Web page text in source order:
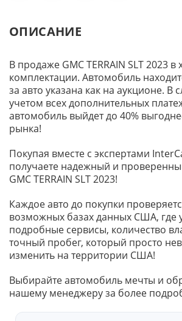
ОПИСАНИЕ
В продаже GMC TERRAIN SLT 2023
комплектации. Автомобиль
за авто указана как на аукционе. В
учетом всех дополнительных
автомобиль выйдет до 40%
рынка!
Покупая вместе с экспертами
получаете надежный и
GMC TERRAIN SLT 2023!
Каждое авто до покупки
возможных базах данных США, где
подробные сервисы, количество
точный пробег, который просто
изменить на территории США!
Выбирайте автомобиль мечты и
нашему менеджеру за более